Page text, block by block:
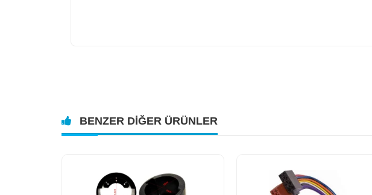
BENZER DIĞER ÜRÜNLER